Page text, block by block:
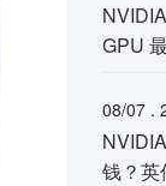
GPU
08/07 .
钱？英